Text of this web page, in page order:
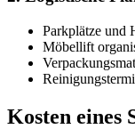
Parkplätze und
Möbellift
Kosten eines